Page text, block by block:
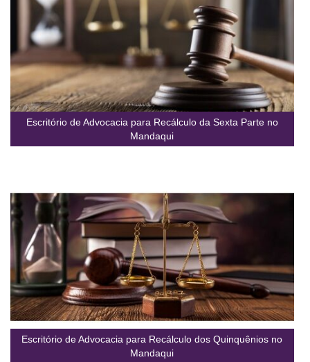
Escritório de Advocacia para Recálculo da Sexta Parte no
Mandaqui
Escritório de Advocacia para Recálculo dos Quinquênios no
Mandaqui